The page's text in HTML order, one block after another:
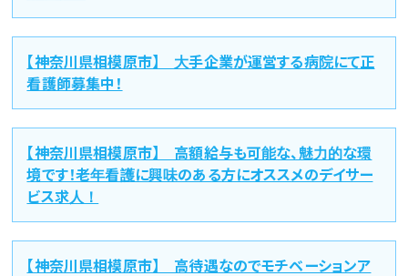
【神奈川県相模原市】 大手企業が運営する病院にて正
看護師募集中！
【神奈川県相模原市】 高額給与も可能な、魅力的な環
境です！老年看護に興味のある方にオススメのデイサー
ビス求人！
【神奈川県相模原市】 高待遇なのでモチベーションア